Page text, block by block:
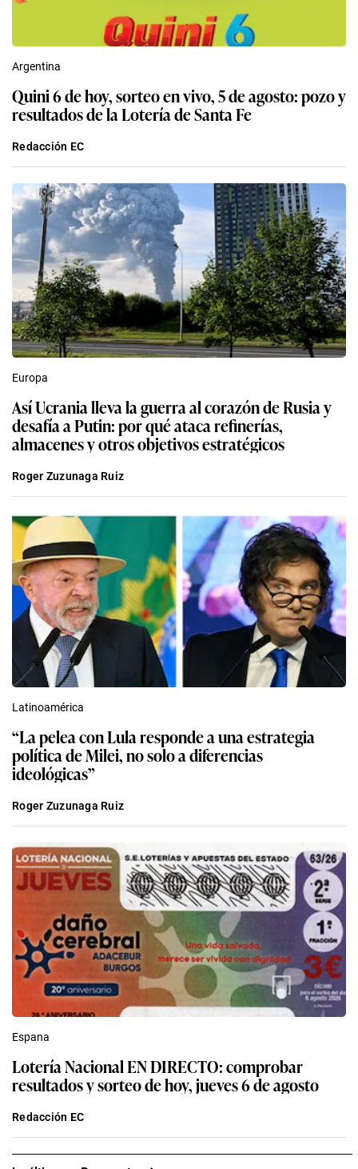
Argentina
Quini 6 de hoy, sorteo en vivo, 5 de agosto: pozo y
resultados de la Lotería de Santa Fe
Redacción EC
Europa
Así Ucrania lleva la guerra al corazón de Rusia y
desafía a Putin: por qué ataca refinerías,
almacenes y otros objetivos estratégicos
Roger Zuzunaga Ruiz
Latinoamérica
“La pelea con Lula responde a una estrategia
política de Milei, no solo a diferencias
ideológicas”
Roger Zuzunaga Ruiz
Espana
Lotería Nacional EN DIRECTO: comprobar
resultados y sorteo de hoy, jueves 6 de agosto
Redacción EC